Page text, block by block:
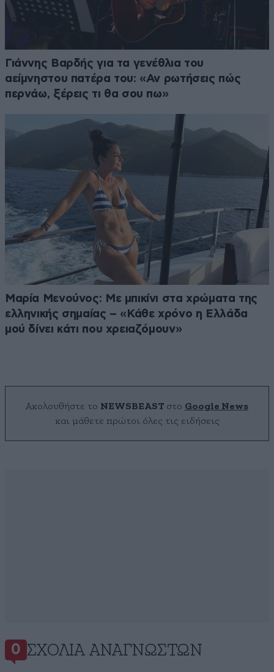
Γιάννης Βαρδής για τα γενέθλια του
αείμνηστου πατέρα του: «Αν ρωτήσεις πώς
περνάω, ξέρεις τι θα σου πω»
Μαρία Μενούνος: Με μπικίνι στα χρώματα της
ελληνικής σημαίας – «Κάθε χρόνο η Ελλάδα
μού δίνει κάτι που χρειαζόμουν»
Ακολουθήστε το NEWSBEAST στο Google News
και μάθετε πρώτοι όλες τις ειδήσεις
0 ΣΧΌΛΙΑ ΑΝΑΓΝΩΣΤΏΝ